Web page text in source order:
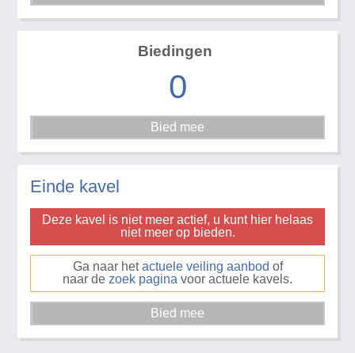
Biedingen
0
Einde kavel
Deze kavel is niet meer actief, u kunt hier helaas
niet meer op bieden.
Ga naar hetactuele veiling aanbod of
naar de zoek pagina voor actuele kavels.